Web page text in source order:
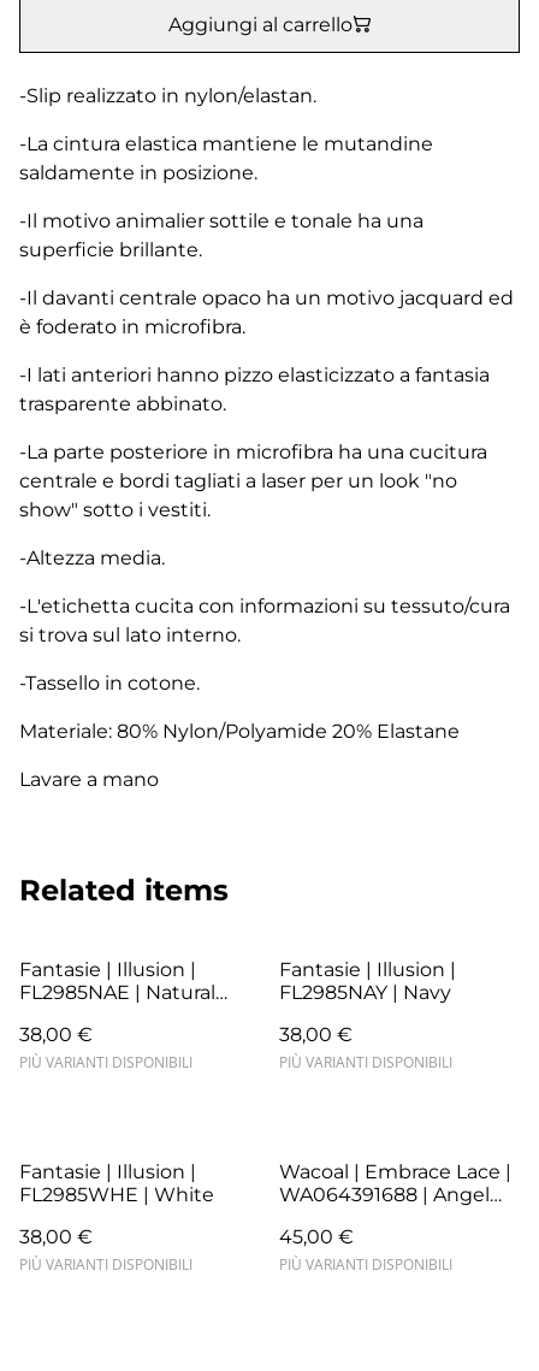
Aggiungi al carrello
-Slip realizzato in nylon/elastan.
-La cintura elastica mantiene le mutandine
saldamente in posizione.
-Il motivo animalier sottile e tonale ha una
superficie brillante.
-Il davanti centrale opaco ha un motivo jacquard ed
è foderato in microfibra.
-I lati anteriori hanno pizzo elasticizzato a fantasia
trasparente abbinato.
-La parte posteriore in microfibra ha una cucitura
centrale e bordi tagliati a laser per un look "no
show" sotto i vestiti.
-Altezza media.
-L'etichetta cucita con informazioni su tessuto/cura
si trova sul lato interno.
-Tassello in cotone.
Materiale: 80% Nylon/Polyamide 20% Elastane
Lavare a mano
Related items
Fantasie | Illusion |
FL2985NAE | Natural
38,00 €
PIÙ VARIANTI DISPONIBILI
Fantasie | Illusion |
FL2985NAY | Navy
38,00 €
PIÙ VARIANTI DISPONIBILI
Fantasie | Illusion |
FL2985WHE | White
38,00 €
PIÙ VARIANTI DISPONIBILI
Wacoal | Embrace Lace |
WA064391688 | Angel
45,00 €
PIÙ VARIANTI DISPONIBILI